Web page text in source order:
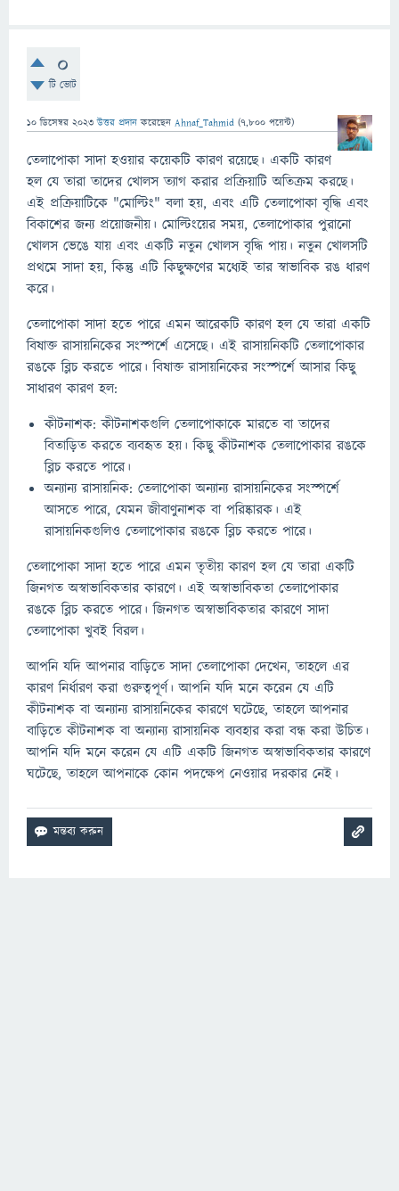
0
টি ভোট
10 ডিসেম্বর 2023 উত্তর প্রদান করেছেন Ahnaf_Tahmid (7,800 পয়েন্ট)
তেলাপোকা সাদা হওয়ার কয়েকটি কারণ রয়েছে। একটি কারণ
হল যে তারা তাদের খোলস ত্যাগ করার প্রক্রিয়াটি অতিক্রম করছে।
এই প্রক্রিয়াটিকে "মোল্টিং" বলা হয়, এবং এটি তেলাপোকা বৃদ্ধি এবং
বিকাশের জন্য প্রয়োজনীয়। মোল্টিংয়ের সময়, তেলাপোকার পুরানো
খোলস ভেঙে যায় এবং একটি নতুন খোলস বৃদ্ধি পায়। নতুন খোলসটি
প্রথমে সাদা হয়, কিন্তু এটি কিছুক্ষণের মধ্যেই তার স্বাভাবিক রঙ ধারণ
করে।
তেলাপোকা সাদা হতে পারে এমন আরেকটি কারণ হল যে তারা একটি
বিষাক্ত রাসায়নিকের সংস্পর্শে এসেছে। এই রাসায়নিকটি তেলাপোকার
রঙকে ব্লিচ করতে পারে। বিষাক্ত রাসায়নিকের সংস্পর্শে আসার কিছু
সাধারণ কারণ হল:
কীটনাশক: কীটনাশকগুলি তেলাপোকাকে মারতে বা তাদের
বিতাড়িত করতে ব্যবহৃত হয়। কিছু কীটনাশক তেলাপোকার রঙকে
ব্লিচ করতে পারে।
অন্যান্য রাসায়নিক: তেলাপোকা অন্যান্য রাসায়নিকের সংস্পর্শে
আসতে পারে, যেমন জীবাণুনাশক বা পরিষ্কারক। এই
রাসায়নিকগুলিও তেলাপোকার রঙকে ব্লিচ করতে পারে।
তেলাপোকা সাদা হতে পারে এমন তৃতীয় কারণ হল যে তারা একটি
জিনগত অস্বাভাবিকতার কারণে। এই অস্বাভাবিকতা তেলাপোকার
রঙকে ব্লিচ করতে পারে। জিনগত অস্বাভাবিকতার কারণে সাদা
তেলাপোকা খুবই বিরল।
আপনি যদি আপনার বাড়িতে সাদা তেলাপোকা দেখেন, তাহলে এর
কারণ নির্ধারণ করা গুরুত্বপূর্ণ। আপনি যদি মনে করেন যে এটি
কীটনাশক বা অন্যান্য রাসায়নিকের কারণে ঘটেছে, তাহলে আপনার
বাড়িতে কীটনাশক বা অন্যান্য রাসায়নিক ব্যবহার করা বন্ধ করা উচিত।
আপনি যদি মনে করেন যে এটি একটি জিনগত অস্বাভাবিকতার কারণে
ঘটেছে, তাহলে আপনাকে কোন পদক্ষেপ নেওয়ার দরকার নেই।